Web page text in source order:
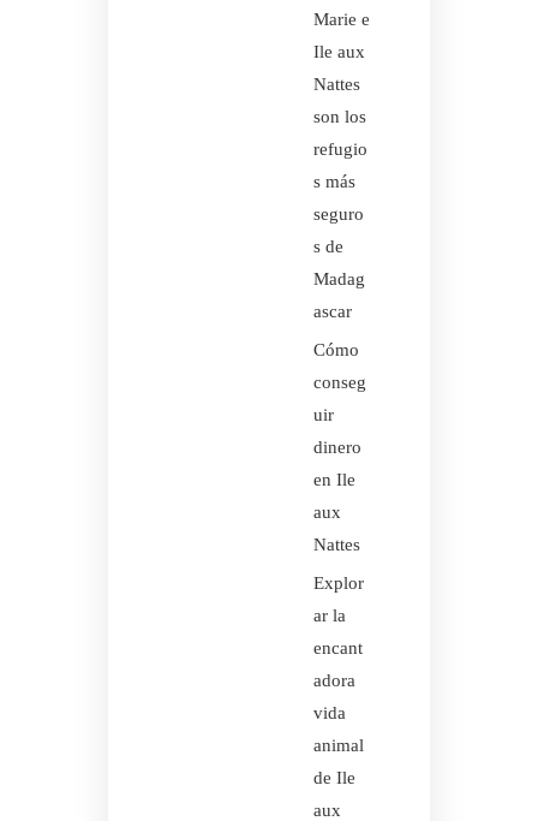
Marie e
Ile aux
Nattes
son los
refugio
s más
seguro
s de
Madag
ascar
Cómo
conseg
uir
dinero
en Ile
aux
Nattes
Explor
ar la
encant
adora
vida
animal
de Ile
aux